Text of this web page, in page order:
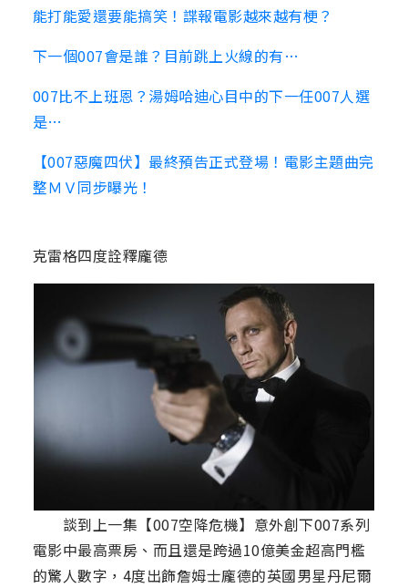
能打能愛還要能搞笑！諜報電影越來越有梗？
下一個007會是誰？目前跳上火線的有…
007比不上班恩？湯姆哈迪心目中的下一任007人選
是…
【007惡魔四伏】最終預告正式登場！電影主題曲完
整ＭＶ同步曝光！
克雷格四度詮釋龐德
談到上一集【007空降危機】意外創下007系列
電影中最高票房、而且還是跨過10億美金超高門檻
的驚人數字，4度出飾詹姆士龐德的英國男星丹尼爾